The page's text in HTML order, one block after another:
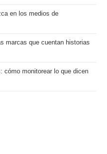
en los medios de
marcas que cuentan historias
cómo monitorear lo que dicen